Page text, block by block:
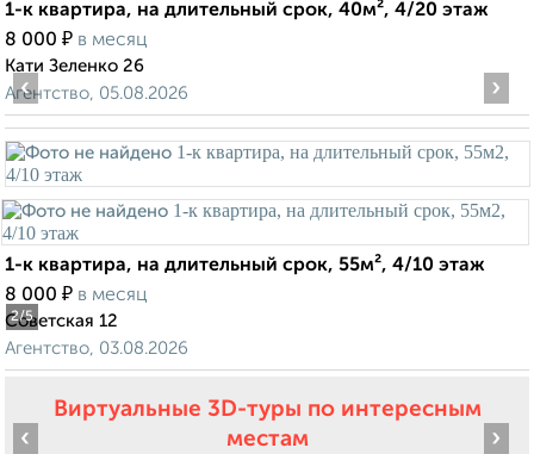
1-к квартира, на длительный срок, 40м², 4/20 этаж
8 000 ₽ в месяц
Кати Зеленко 26
Агентство, 05.08.2026
2/5
‹ ›
1-к квартира, на длительный срок, 55м², 4/10 этаж
8 000 ₽ в месяц
Советская 12
Агентство, 03.08.2026
Виртуальные 3D-туры по интересным
местам
‹ ›